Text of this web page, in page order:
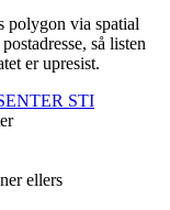
polygon via spatial
så listen
er upresist.
STI
ellers